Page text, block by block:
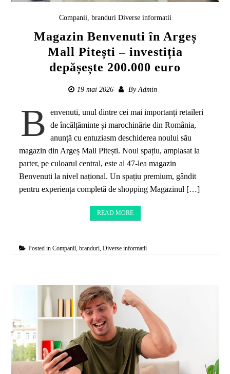
Companii, branduri Diverse informatii
Magazin Benvenuti în Argeș
Mall Pitești – investiția
depășește 200.000 euro
19 mai 2026 By Admin
B
envenuti, unul dintre cei mai importanți retaileri
de încălțăminte și marochinărie din România,
anunță cu entuziasm deschiderea noului său
magazin din Argeș Mall Pitești. Noul spațiu, amplasat la
parter, pe culoarul central, este al 47-lea magazin
Benvenuti la nivel național. Un spațiu premium, gândit
pentru experiența completă de shopping Magazinul […]
READ MORE
Posted inCompanii, branduri ,Diverse informatii